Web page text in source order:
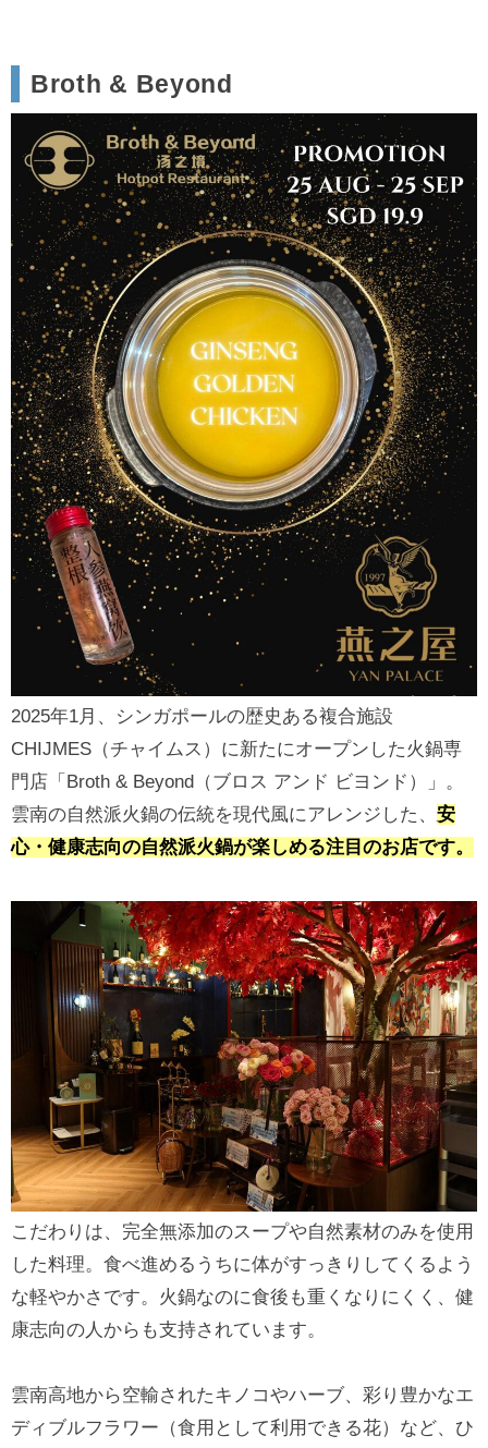
Broth & Beyond
2025年1月、シンガポールの歴史ある複合施設
CHIJMES（チャイムス）に新たにオープンした火鍋専
門店「Broth & Beyond（ブロス アンド ビヨンド）」。
雲南の自然派火鍋の伝統を現代風にアレンジした、 安
心・健康志向の自然派火鍋が楽しめる注目のお店です。
こだわりは、完全無添加のスープや自然素材のみを使用
した料理。食べ進めるうちに体がすっきりしてくるよう
な軽やかさです。火鍋なのに食後も重くなりにくく、健
康志向の人からも支持されています。
雲南高地から空輸されたキノコやハーブ、彩り豊かなエ
ディブルフラワー（食用として利用できる花）など、ひ